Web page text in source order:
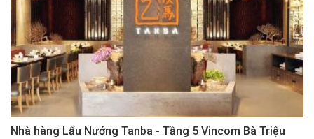
Nhà hàng Lẩu Nướng Tanba - Tầng 5 Vincom Bà Triệu